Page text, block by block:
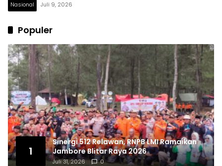
Nasional Juli 9, 2026
Populer
1
Sinergi 512 Relawan, RNPB LMI Ramaikan
Jambore Blitar Raya 2026
Juli 31, 2026 0